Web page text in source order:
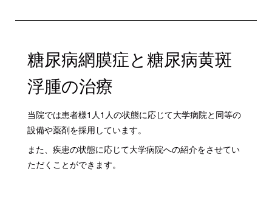
糖尿病網膜症と糖尿病黄斑
浮腫の治療
当院では患者様1人1人の状態に応じて大学病院と同等の
設備や薬剤を採用しています。
また、疾患の状態に応じて大学病院への紹介をさせてい
ただくことができます。